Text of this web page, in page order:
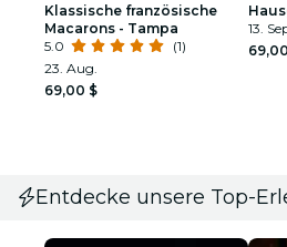
Klassische französische
Macarons - Tampa
5.0
(1)
23. Aug.
69,00 $
13.
Entdecke unsere Top-